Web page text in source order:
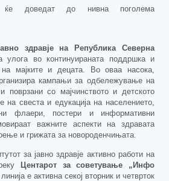
ќе доведат до нивна поголема
здравје на Република Северна
улога во континуираната поддршка и
на мајките и децата. Во оваа насока,
кампањи за одбележување на
поврзани со мајчинството и детското
на свеста и едукација на населението,
флаери, постери и информативни
важните аспекти на здравата
и грижата за новороденчињата.
за јавно здравје активно работи на
Центарот за советување „Инфо
е активна секој вторник и четврток